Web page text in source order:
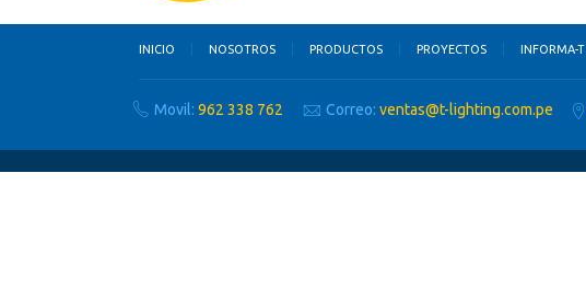
INICIO NOSOTROS PRODUCTOS PROYECTOS INFORMA-T
Movil: 962 338 762 Correo: ventas@t-lighting.com.pe